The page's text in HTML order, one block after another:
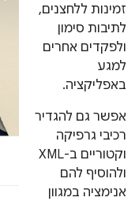
זמינות ללחצנים,
לתיבות סימון
ולפקדים אחרים
למגע
באפליקציה.
אפשר גם להגדיר
רכיבי גרפיקה
וקטוריים ב-XML
ולהוסיף להם
אנימציה במגוון